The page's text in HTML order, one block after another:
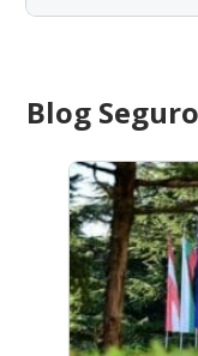
Blog